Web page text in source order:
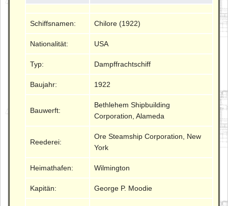
Schiffsnamen: Chilore (1922)
Nationalität: USA
Typ: Dampffrachtschiff
Baujahr: 1922
Bauwerft:
Bethlehem Shipbuilding
Corporation, Alameda
Reederei:
Ore Steamship Corporation, New
York
Heimathafen: Wilmington
Kapitän: George P. Moodie